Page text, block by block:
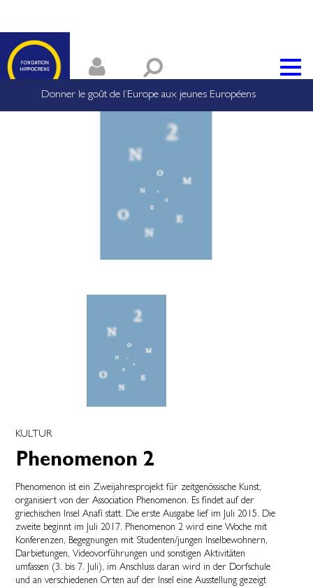
Donner le goût de l’Europe aux jeunes Européens
KULTUR
Phenomenon 2
Phenomenon ist ein Zweijahresprojekt für zeitgenössische Kunst,
organisiert von der Association Phenomenon. Es findet auf der
griechischen Insel Anafi statt. Die erste Ausgabe lief im Juli 2015. Die
zweite beginnt im Juli 2017. Phenomenon 2 wird eine Woche mit
Konferenzen, Begegnungen mit Studenten/jungen Inselbewohnern,
Darbietungen, Videovorführungen und sonstigen Aktivitäten
umfassen (3. bis 7. Juli), im Anschluss daran wird in der Dorfschule
und an verschiedenen Orten auf der Insel eine Ausstellung gezeigt